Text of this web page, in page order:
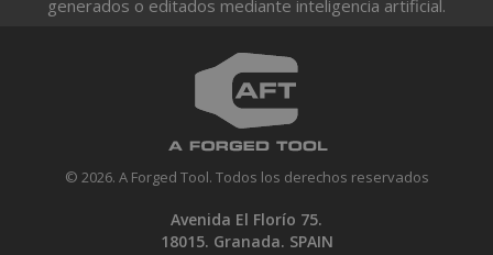
generados o editados mediante inteligencia artificial.
© 2026. A Forged Tool. Todos los derechos reservados
Avenida El Florío 75.
18015. Granada. SPAIN